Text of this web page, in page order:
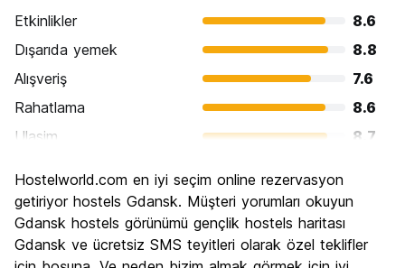
Etkinlikler
8.6
Dışarıda yemek
8.8
Alışveriş
7.6
Rahatlama
8.6
Ulasim
8.7
Kültür
Gece hayatı
Ekonomik
8.8
Hostelworld.com en iyi seçim online rezervasyon
getiriyor hostels Gdansk. Müşteri yorumları okuyun
Gdansk hostels görünümü gençlik hostels haritası
Gdansk ve ücretsiz SMS teyitleri olarak özel teklifler